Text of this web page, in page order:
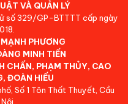
VÀ QUẢN LÝ
số 329/GP-BTTTT cấp ngày
PHƯƠNG
MINH TIẾN
CHẤN, PHẠM THỦY, CAO
ĐOÀN HIẾU
Số 1 Tôn Thất Thuyết, Cầu